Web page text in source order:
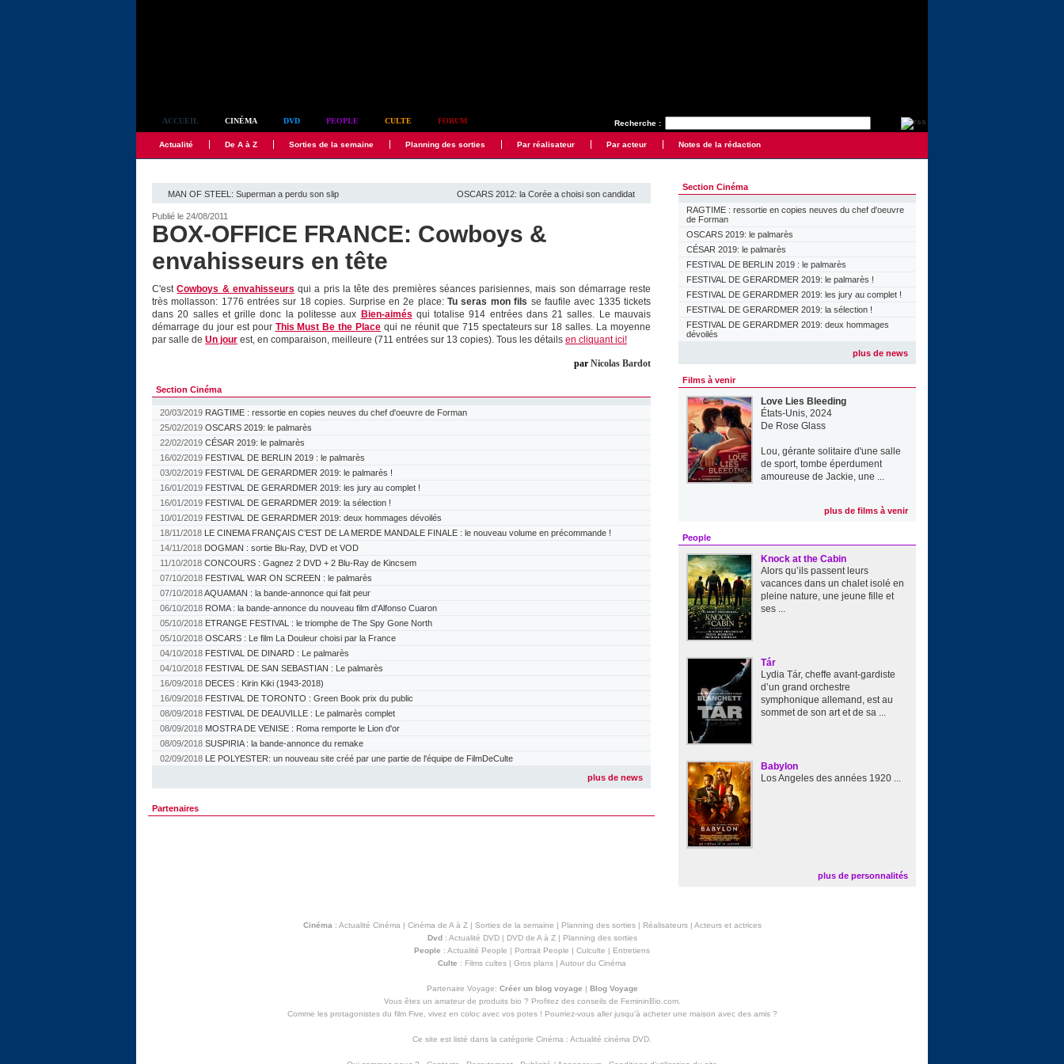
Recherche :
ACCUEIL CINÉMA DVD PEOPLE CULTE FORUM
Actualité De A à Z Sorties de la semaine Planning des sorties Par réalisateur Par acteur Notes de la rédaction
MAN OF STEEL: Superman a perdu son slip OSCARS 2012: la Corée a choisi son candidat
Publié le 24/08/2011
BOX-OFFICE FRANCE: Cowboys &
envahisseurs en tête
C'estCowboys & envahisseurs qui a pris la tête des premières séances parisiennes, mais son démarrage reste
très mollasson: 1776 entrées sur 18 copies. Surprise en 2e place:Tu seras mon fils se faufile avec 1335 tickets
dans 20 salles et grille donc la politesse aux Bien-aimés qui totalise 914 entrées dans 21 salles. Le mauvais
démarrage du jour est pour This Must Be the Place qui ne réunit que 715 spectateurs sur 18 salles. La moyenne
par salle de Un jour est, en comparaison, meilleure (711 entrées sur 13 copies). Tous les détails en cliquant ici!
par Nicolas Bardot
Section Cinéma
20/03/2019 RAGTIME : ressortie en copies neuves du chef d'oeuvre de Forman
25/02/2019 OSCARS 2019: le palmarès
22/02/2019 CÉSAR 2019: le palmarès
16/02/2019 FESTIVAL DE BERLIN 2019 : le palmarès
03/02/2019 FESTIVAL DE GERARDMER 2019: le palmarès !
16/01/2019 FESTIVAL DE GERARDMER 2019: les jury au complet !
16/01/2019 FESTIVAL DE GERARDMER 2019: la sélection !
10/01/2019 FESTIVAL DE GERARDMER 2019: deux hommages dévoilés
18/11/2018 LE CINEMA FRANÇAIS C’EST DE LA MERDE MANDALE FINALE : le nouveau volume en précommande !
14/11/2018 DOGMAN : sortie Blu-Ray, DVD et VOD
11/10/2018 CONCOURS : Gagnez 2 DVD + 2 Blu-Ray de Kincsem
07/10/2018 FESTIVAL WAR ON SCREEN : le palmarès
07/10/2018AQUAMAN : la bande-annonce qui fait peur
06/10/2018 ROMA : la bande-annonce du nouveau film d'Alfonso Cuaron
05/10/2018 ETRANGE FESTIVAL : le triomphe de The Spy Gone North
05/10/2018 OSCARS : Le film La Douleur choisi par la France
04/10/2018 FESTIVAL DE DINARD : Le palmarès
04/10/2018 FESTIVAL DE SAN SEBASTIAN : Le palmarès
16/09/2018 DECES : Kirin Kiki (1943-2018)
16/09/2018 FESTIVAL DE TORONTO : Green Book prix du public
08/09/2018 FESTIVAL DE DEAUVILLE : Le palmarès complet
08/09/2018 MOSTRA DE VENISE : Roma remporte le Lion d'or
08/09/2018 SUSPIRIA : la bande-annonce du remake
02/09/2018 LE POLYESTER: un nouveau site créé par une partie de l'équipe de FilmDeCulte
plus de news
Partenaires
Section Cinéma
RAGTIME : ressortie en copies neuves du chef d'oeuvre
de Forman
OSCARS 2019: le palmarès
CÉSAR 2019: le palmarès
FESTIVAL DE BERLIN 2019 : le palmarès
FESTIVAL DE GERARDMER 2019: le palmarès !
FESTIVAL DE GERARDMER 2019: les jury au complet !
FESTIVAL DE GERARDMER 2019: la sélection !
FESTIVAL DE GERARDMER 2019: deux hommages
dévoilés
plus de news
Films à venir
Love Lies Bleeding
États-Unis, 2024
De Rose Glass
Lou, gérante solitaire d'une salle
de sport, tombe éperdument
amoureuse de Jackie, une ...
plus de films à venir
People
Knock at the Cabin
Alors qu’ils passent leurs
vacances dans un chalet isolé en
pleine nature, une jeune fille et
ses ...
Tár
Lydia Tár, cheffe avant-gardiste
d’un grand orchestre
symphonique allemand, est au
sommet de son art et de sa ...
Babylon
Los Angeles des années 1920 ...
plus de personnalités
Cinéma : Actualité Cinéma | Cinéma de A à Z| Sorties de la semaine | Planning des sorties| Réalisateurs| Acteurs et actrices
Dvd: Actualité DVD| DVD de A à Z| Planning des sorties
People : Actualité People | Portrait People | Culculte | Entretiens
Culte : Films cultes | Gros plans | Autour du Cinéma
Partenaire Voyage: Créer un blog voyage | Blog Voyage
Vous êtes un amateur de produits bio ? Profitez des conseils de FemininBio.com.
Comme les protagonistes du film Five, vivez en coloc avec vos potes ! Pourriez-vous aller jusqu'à acheter une maison avec des amis?
Ce site est listé dans la catégorie Cinéma : Actualité cinéma DVD